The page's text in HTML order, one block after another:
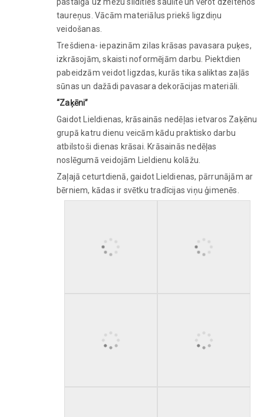
taureņus. Vācām materiālus priekš ligzdiņu
veidošanas.
Trešdiena- iepazinām zilas krāsas pavasara puķes,
izkrāsojām, skaisti noformējām darbu. Piektdien
pabeidzām veidot ligzdas, kurās tika saliktas zaļās
sūnas un dažādi pavasara dekorācijas materiāli.
“Zaķēni”
Gaidot Lieldienas, krāsainās nedēļas ietvaros Zaķēnu
grupā katru dienu veicām kādu praktisko darbu
atbilstoši dienas krāsai. Krāsainās nedēļas
noslēgumā veidojām Lieldienu kolāžu.
Zaļajā ceturtdienā, gaidot Lieldienas, pārrunājām ar
bērniem, kādas ir svētku tradīcijas viņu ģimenēs.